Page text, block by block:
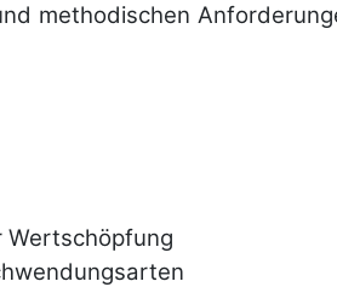
metho­dischen
Wert­schöpfung